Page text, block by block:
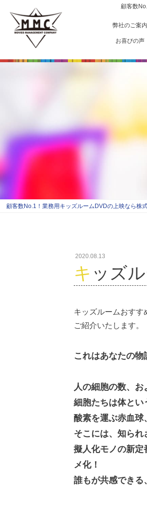
顧客数
弊社のご案内
お喜びの声
顧客数No.1！業務用キッズルームDVDの上映なら株
2020.08.13
キッ
キッズルームおすす
ご紹介いたします。
これはあなたの物
人の細胞の数、お
細胞たちは体とい
酸素を運ぶ赤血
そこには、知られ
擬人化モノの新定
メ化！
誰もが共感できる